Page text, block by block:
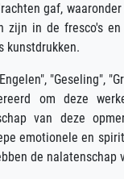
gaf,
in de fresco's
kunstdrukken.
"Geseling",
om deze
van deze
emotionele en
de